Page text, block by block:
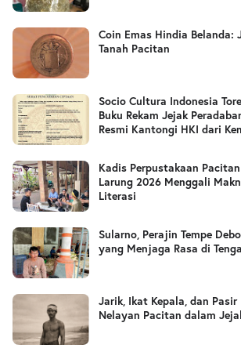
Coin Emas Hindia Belanda:
Tanah Pacitan
Socio Cultura Indonesia
Buku Rekam Jejak
Resmi Kantongi HKI dari
Kadis Perpustakaan
Larung 2026 Menggali
Literasi
Sularno, Perajin Tempe
yang Menjaga Rasa di
Jarik, Ikat Kepala, dan
Nelayan Pacitan dalam